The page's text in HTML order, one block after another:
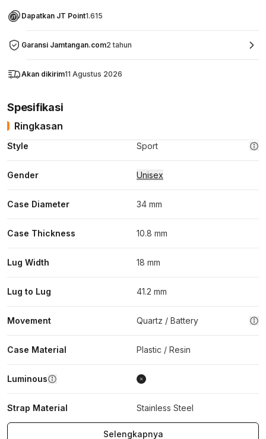
Dapatkan JT Point1.615
Garansi Jamtangan.com2 tahun
Akan dikirim11 Agustus 2026
Spesifikasi
Ringkasan
Style Sport
Gender Unisex
Case Diameter 34 mm
Case Thickness 10.8 mm
Lug Width 18 mm
Lug to Lug 41.2 mm
Movement Quartz / Battery
Case Material Plastic / Resin
Luminous
Strap Material Stainless Steel
Selengkapnya